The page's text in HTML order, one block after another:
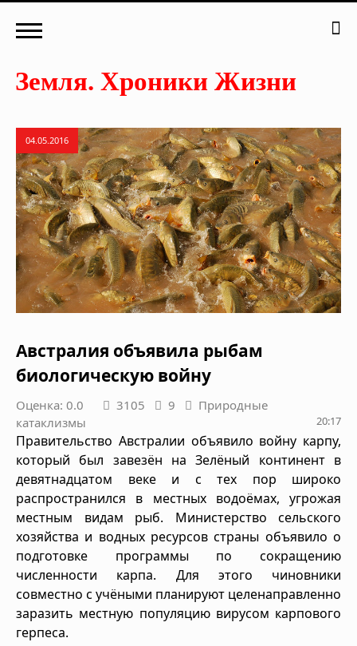
04.05.2016
Австралия объявила рыбам
биологическую войну
Оценка: 0.0 3105 9
Природные
катаклизмы
20:17
Правительство Австралии объявило войну карпу,
который был завезён на Зелёный континент в
девятнадцатом веке и с тех пор широко
распространился в местных водоёмах, угрожая
местным видам рыб. Министерство сельского
хозяйства и водных ресурсов страны объявило о
подготовке программы по сокращению
численности карпа. Для этого чиновники
совместно с учёными планируют целенаправленно
заразить местную популяцию вирусом карпового
герпеса.